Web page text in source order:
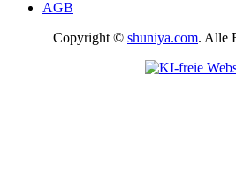
AGB
Copyright © shuniya.com. Alle